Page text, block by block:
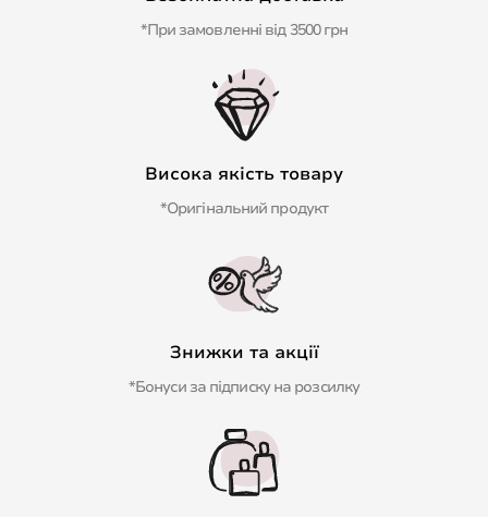
*При замовленні від 3500 грн
Висока якість товару
*Оригінальний продукт
Знижки та акції
*Бонуси за підписку на розсилку